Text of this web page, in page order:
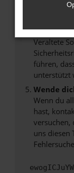
Stelle
sind.
Veraltete
führen,
unterstützt
Wende
Wenn du
hast,
versuchen,
uns diesen